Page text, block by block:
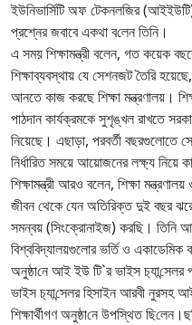
ইউনিভা‌র্সিটি অফ টেকনল‌জির
প্রশ্নের জবাবে একথা ব‌লেন তিনি।
এ সময় শিক্ষামন্ত্রী বলেন, গত কয়েক
শিক্ষাব্যবস্থায় যে সেশনজট তৈরি হয়েছে,
আনতে কাজ করছে শিক্ষা মন্ত্রণালয়।
পাঠদান কার্যক্রমকে সুশৃঙ্খল রাখতে
নিয়েছে। এছাড়া, পরবর্তী বছরগুলোতে
নির্ধারিত সময়ে আয়োজনের লক্ষ্য নিয়ে
শিক্ষামন্ত্রী আরও বলেন, শিক্ষা মন্ত্রণালয়
জীবন থেকে যেন অতিরিক্ত দুই বছর
সমন্বয় (সিংক্রোনাইজ) করছি। তিনি
বিশ্ববিদ্যালয়গুলোর ভর্তি ও একাডেমিক
অনুষ্ঠা‌নে আই ইউ টি‍‍`র ভাইস
ভাইস চ‌্যা‌ন্সেলর হিসাইন আরবী নুরসহ
শিক্ষার্থীগণ অনুষ্ঠা‌নে উপ‌স্থিত